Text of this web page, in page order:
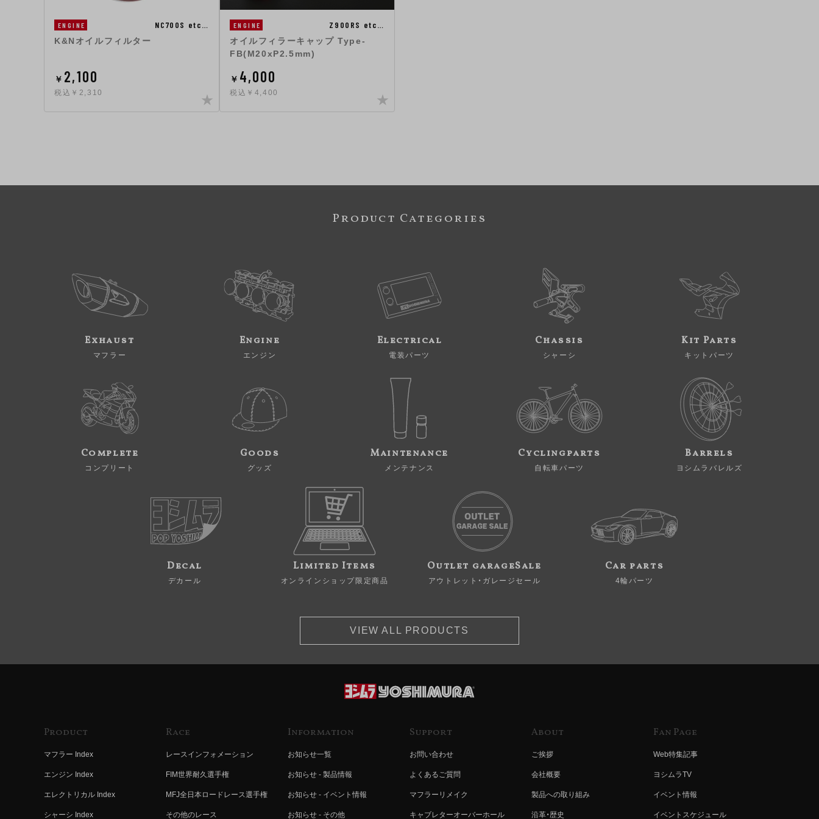
ENGINE NC700S etc…
K&Nオイルフィルター
￥ 2,100
税込￥2,310
ENGINE Z900RS etc…
オイルフィラーキャップ Type-
FB(M20xP2.5mm)
￥ 4,000
税込￥4,400
Product Categories
Exhaust
マフラー
Engine
エンジン
Electrical
電装パーツ
Chassis
シャーシ
Kit Parts
キットパーツ
Complete
コンプリート
Goods
グッズ
Maintenance
メンテナンス
Cyclingparts
自転車パーツ
Barrels
ヨシムラバレルズ
Decal
デカール
Limited Items
オンラインショップ限定商品
Outlet garageSale
アウトレット・ガレージセール
Car parts
4輪パーツ
VIEW ALL PRODUCTS
Product
マフラー Index
エンジン Index
エレクトリカル Index
シャーシ Index
Race
レースインフォメーション
FIM世界耐久選手権
MFJ全日本ロードレース選手権
その他のレース
Information
お知らせ一覧
お知らせ - 製品情報
お知らせ - イベント情報
お知らせ - その他
Support
お問い合わせ
よくあるご質問
マフラーリメイク
キャブレターオーバーホール
About
ご挨拶
会社概要
製品への取り組み
沿革・歴史
Fan Page
Web特集記事
ヨシムラTV
イベント情報
イベントスケジュール